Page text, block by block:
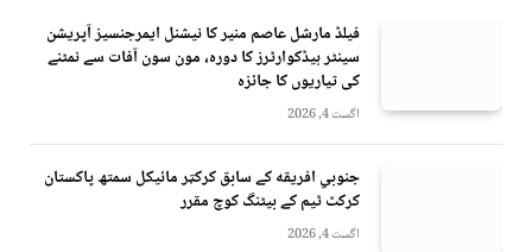
فیلڈ مارشل عاصم منیر کا نیشنل ایمرجنسیز آپریشن
سینٹر ہیڈکوارٹرز کا دورہ، مون سون آفات سے نمٹنے
کی تیاریوں کا جائزہ
اگست 4, 2026
جنوبي افريقه کے سابق کرکټر مائیکل سمتھ پاکستان
کرکٹ ٹیم کے بیٹنگ کوچ مقرر
اگست 4, 2026